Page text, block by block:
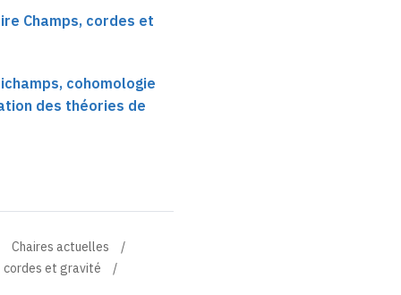
Champs, cordes et
cohomologie
des théories de
Chaires actuelles
cordes et gravité